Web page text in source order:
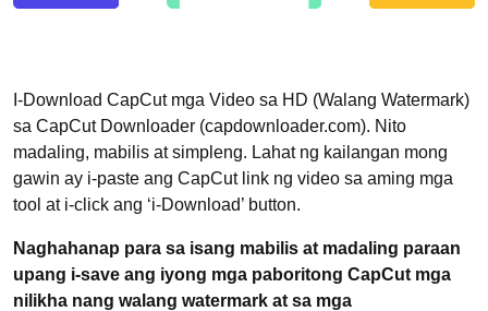
I-Download CapCut mga Video sa HD (Walang Watermark)
sa CapCut Downloader (capdownloader.com). Nito
madaling, mabilis at simpleng. Lahat ng kailangan mong
gawin ay i-paste ang CapCut link ng video sa aming mga
tool at i-click ang ‘i-Download’ button.
Naghahanap para sa isang mabilis at madaling paraan
upang i-save ang iyong mga paboritong CapCut mga
nilikha nang walang watermark at sa mga